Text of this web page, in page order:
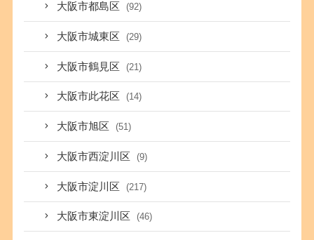
大阪市都島区 (92)
大阪市城東区 (29)
大阪市鶴見区 (21)
大阪市此花区 (14)
大阪市旭区 (51)
大阪市西淀川区 (9)
大阪市淀川区 (217)
大阪市東淀川区 (46)